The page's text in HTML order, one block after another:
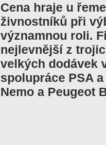
Cena hraje u
živnostníků při
významnou roli.
nejlevnější z
velkých dodávek
spolupráce PSA
Nemo a Peugeot